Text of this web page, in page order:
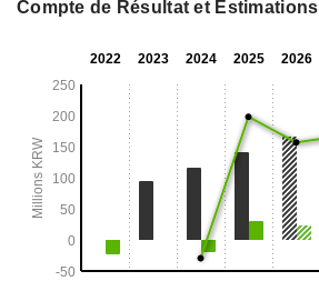
Compte de Résultat et Estimations